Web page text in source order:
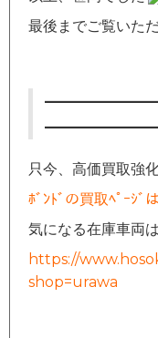
最後までご覧いた
只今、高価買取強
ﾎﾞﾝﾄﾞの買取ﾍﾟｰｼﾞ
気になる在庫車両
https://
shop=urawa